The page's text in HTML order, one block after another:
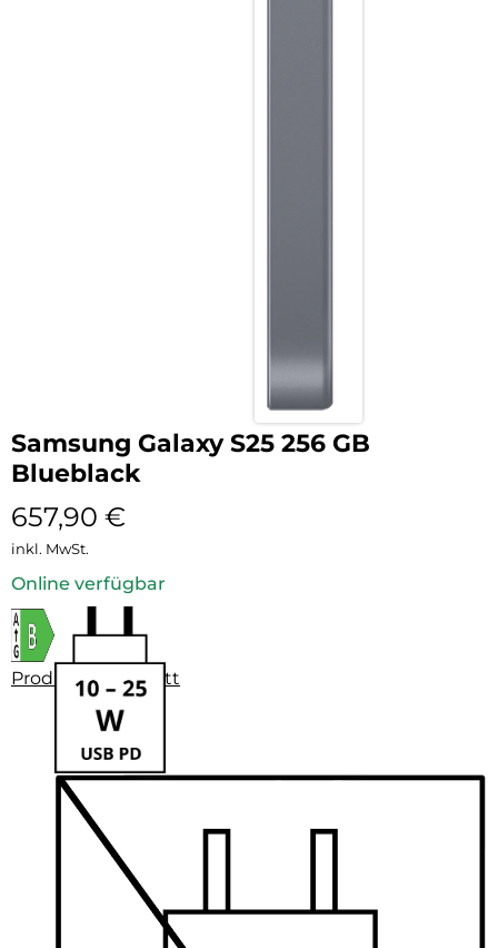
Samsung Galaxy S25 256 GB
Blueblack
657,90 €
inkl. MwSt.
Online verfügbar
Produktdatenblatt